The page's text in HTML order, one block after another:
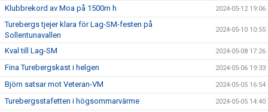
Klubbrekord av Moa på 1500m h 2024-05-12 19:06
Turebergs tjejer klara för Lag-SM-festen på
Sollentunavallen
2024-05-10 10:55
Kval till Lag-SM 2024-05-08 17:26
Fina Turebergskast i helgen 2024-05-06 19:33
Björn satsar mot Veteran-VM 2024-05-05 16:54
Turebergsstafetten i högsommarvärme 2024-05-05 14:40